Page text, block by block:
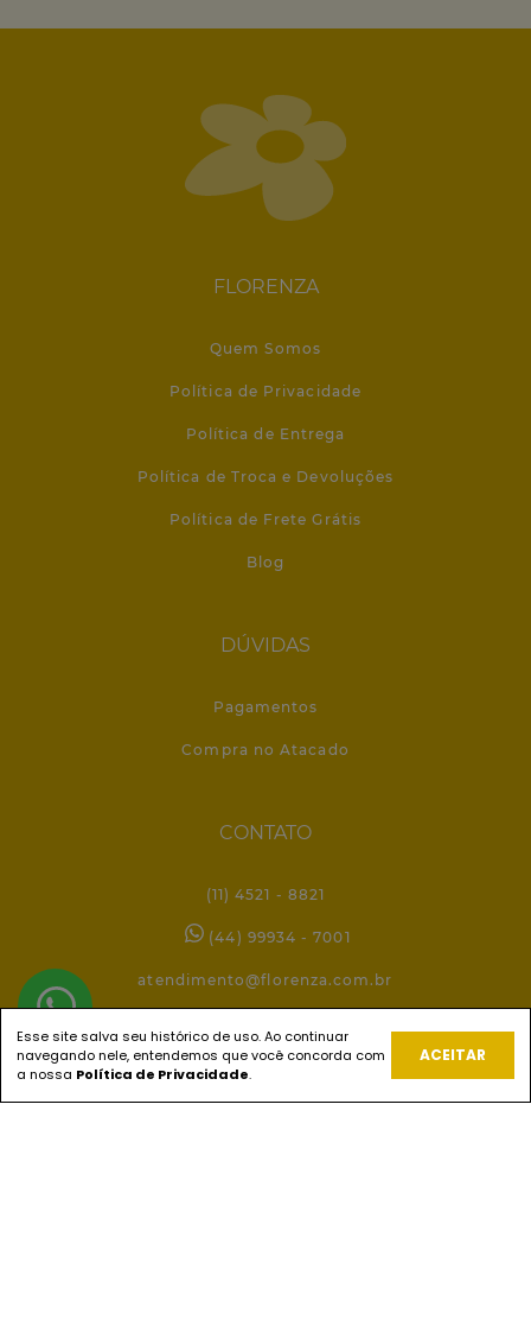
FLORENZA
Quem Somos
Política de Privacidade
Política de Entrega
Política de Troca e Devoluções
Política de Frete Grátis
Blog
DÚVIDAS
Pagamentos
Compra no Atacado
CONTATO
(11) 4521 - 8821
(44) 99934 - 7001
atendimento@florenza.com.br
REDES SOCIAIS
Esse site salva seu histórico de uso. Ao continuar
navegando nele, entendemos que você concorda com
a nossa Política de Privacidade.
ACEITAR